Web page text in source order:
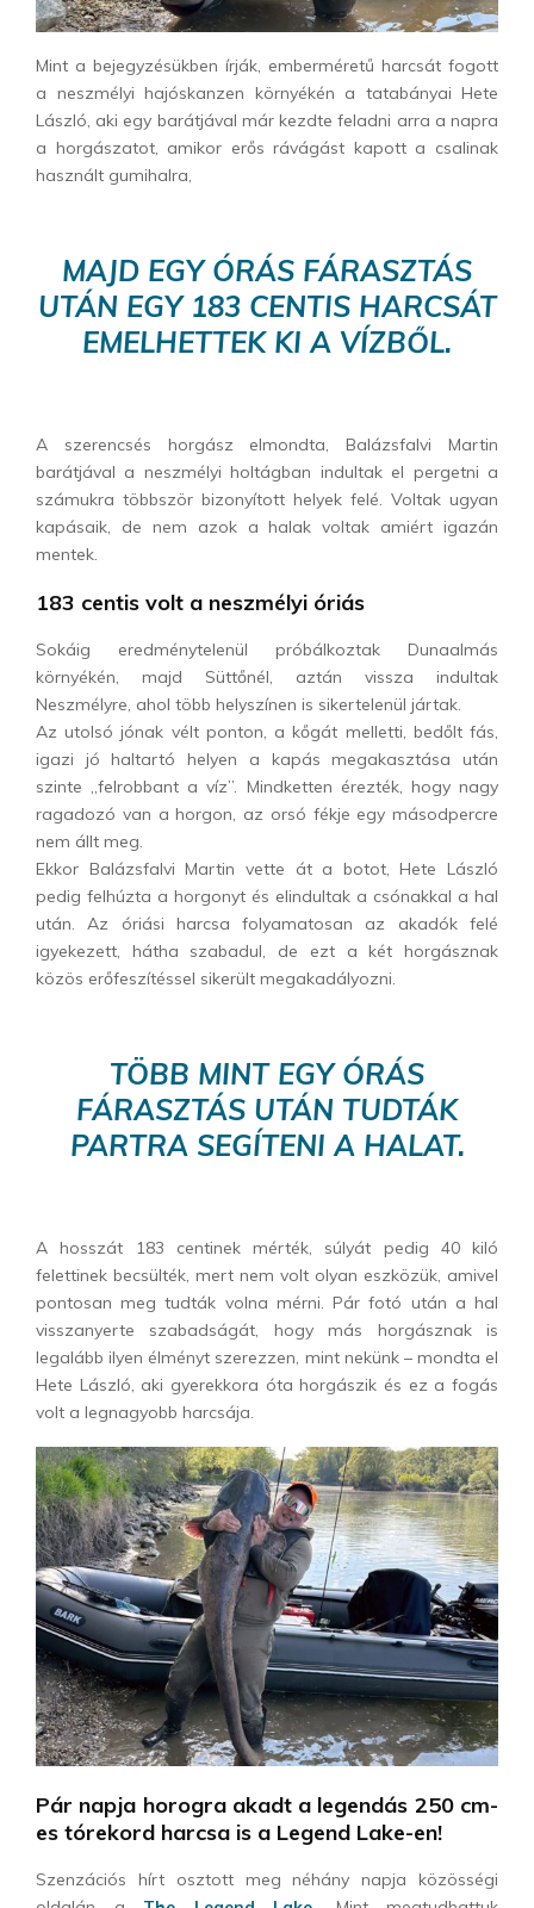
Mint a bejegyzésükben írják, emberméretű harcsát fogott
a neszmélyi hajóskanzen környékén a tatabányai Hete
László, aki egy barátjával már kezdte feladni arra a napra
a horgászatot, amikor erős rávágást kapott a csalinak
használt gumihalra,
MAJD EGY ÓRÁS FÁRASZTÁS
UTÁN EGY 183 CENTIS HARCSÁT
EMELHETTEK KI A VÍZBŐL.
A szerencsés horgász elmondta, Balázsfalvi Martin
barátjával a neszmélyi holtágban indultak el pergetni a
számukra többször bizonyított helyek felé. Voltak ugyan
kapásaik, de nem azok a halak voltak amiért igazán
mentek.
183 centis volt a neszmélyi óriás
Sokáig eredménytelenül próbálkoztak Dunaalmás
környékén, majd Süttőnél, aztán vissza indultak
Neszmélyre, ahol több helyszínen is sikertelenül jártak.
Az utolsó jónak vélt ponton, a kőgát melletti, bedőlt fás,
igazi jó haltartó helyen a kapás megakasztása után
szinte „felrobbant a víz”. Mindketten érezték, hogy nagy
ragadozó van a horgon, az orsó fékje egy másodpercre
nem állt meg.
Ekkor Balázsfalvi Martin vette át a botot, Hete László
pedig felhúzta a horgonyt és elindultak a csónakkal a hal
után. Az óriási harcsa folyamatosan az akadók felé
igyekezett, hátha szabadul, de ezt a két horgásznak
közös erőfeszítéssel sikerült megakadályozni.
TÖBB MINT EGY ÓRÁS
FÁRASZTÁS UTÁN TUDTÁK
PARTRA SEGÍTENI A HALAT.
A hosszát 183 centinek mérték, súlyát pedig 40 kiló
felettinek becsülték, mert nem volt olyan eszközük, amivel
pontosan meg tudták volna mérni. Pár fotó után a hal
visszanyerte szabadságát, hogy más horgásznak is
legalább ilyen élményt szerezzen, mint nekünk – mondta el
Hete László, aki gyerekkora óta horgászik és ez a fogás
volt a legnagyobb harcsája.
Pár napja horogra akadt a legendás 250 cm-
es tórekord harcsa is a Legend Lake-en!
Szenzációs hírt osztott meg néhány napja közösségi